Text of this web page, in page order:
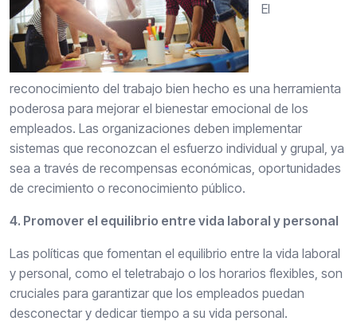
El
reconocimiento del trabajo bien hecho es una herramienta
poderosa para mejorar el bienestar emocional de los
empleados. Las organizaciones deben implementar
sistemas que reconozcan el esfuerzo individual y grupal, ya
sea a través de recompensas económicas, oportunidades
de crecimiento o reconocimiento público.
4. Promover el equilibrio entre vida laboral y personal
Las políticas que fomentan el equilibrio entre la vida laboral
y personal, como el teletrabajo o los horarios flexibles, son
cruciales para garantizar que los empleados puedan
desconectar y dedicar tiempo a su vida personal.